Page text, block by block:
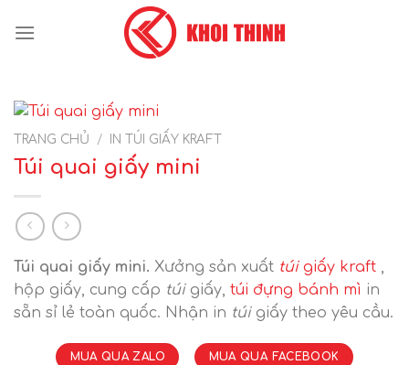
TRANG CHỦ / IN TÚI GIẤY KRAFT
Túi quai giấy mini
Túi quai giấy mini. Xưởng sản xuất túigiấy kraft
hộp giấy, cung cấp túigiấy, túi đựng bánh mì in
sẵn sỉ lẻ toàn quốc. Nhận in túigiấy theo yêu cầu.
MUA QUA ZALO MUA QUA FACEBOOK